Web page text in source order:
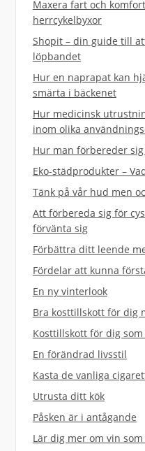
Maxera fart och
herrcykelbyxor
Shopit – din guide till
löpbandet
Hur en naprapat kan
smärta i bäckenet
Hur medicinsk
inom olika
Hur man förbereder
Eko-städprodukter –
Tänk på vår hud men
Att förbereda sig för
förvänta sig
Förbättra ditt leende
Fördelar att kunna
En ny vinterlook
Bra kosttillskott för dig
Kosttillskott för dig
En förändrad livsstil
Kasta de vanliga
Utrusta ditt kök
Påsken är i antågande
Lär dig mer om vin